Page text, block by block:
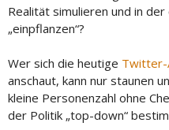
Realität simulieren und in
„einpflanzen“?
Wer sich die heutige Twitter-
anschaut, kann nur staunen
kleine Personenzahl ohne
der Politik „top-down“